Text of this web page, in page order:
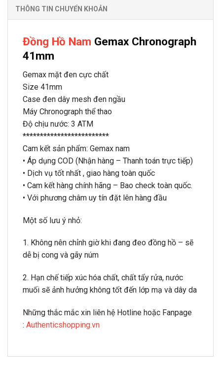
THÔNG TIN CHUYỂN KHOẢN
Đồng Hồ Nam Gemax Chronograph
41mm
Gemax mặt đen cực chất
Size 41mm
Case đen dây mesh đen ngầu
Máy Chronograph thể thao
Độ chịu nước: 3 ATM
*************************
Cam kết sản phẩm: Gemax nam
• Áp dụng COD (Nhận hàng – Thanh toán trực tiếp)
• Dịch vụ tốt nhất , giao hàng toàn quốc
• Cam kết hàng chính hãng – Bao check toàn quốc.
• Với phương châm uy tín đặt lên hàng đầu
Một số lưu ý nhỏ:
1. Không nên chỉnh giờ khi đang đeo đồng hồ – sẽ
dễ bị cong và gãy núm
2. Hạn chế tiếp xúc hóa chất, chất tẩy rửa, nước
muối sẽ ảnh hưởng không tốt đến lớp mạ và dây da
Những thắc mắc xin liên hệ Hotline hoặc Fanpage
: Authenticshopping.vn